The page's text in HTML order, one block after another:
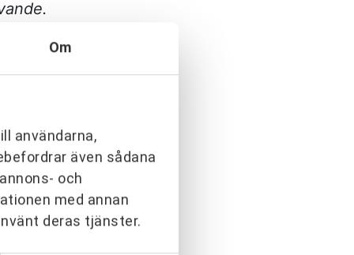
Om
användarna,
även sådana
och
med annan
deras tjänster.
energi till att jobba
att många fler får
det varmt.”